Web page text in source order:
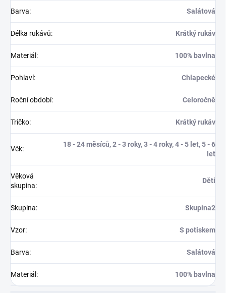
Barva: Salátová
Délka rukávů: Krátký rukáv
Materiál : 100% bavlna
Pohlaví: Chlapecké
Roční období: Celoročně
Tričko: Krátký rukáv
Věk:
18 - 24 měsíců, 2 - 3 roky, 3 - 4 roky, 4 - 5 let, 5 - 6
let
Věková
skupina:
Děti
Skupina: Skupina2
Vzor: S potiskem
Barva: Salátová
Materiál : 100% bavlna